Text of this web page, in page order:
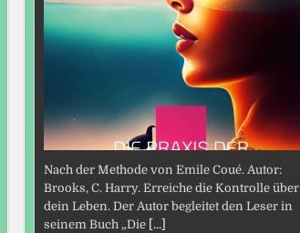
Nach der Methode von Emile Coué. Autor:
Brooks, C. Harry. Erreiche die Kontrolle über
dein Leben. Der Autor begleitet den Leser in
seinem Buch „Die [...]